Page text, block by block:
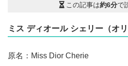
この記事は約6分で
ミス ディオール シェリー（オリ
原名：Miss Dior Cherie